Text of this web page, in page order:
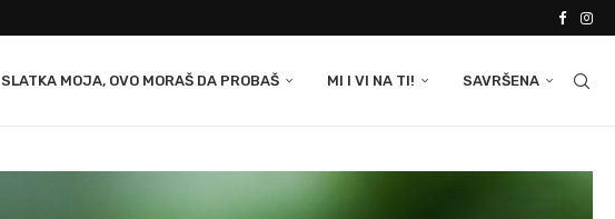
SLATKA MOJA, OVO MORAŠ DA PROBAŠ MI I VI NA TI! SAVRŠENA